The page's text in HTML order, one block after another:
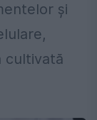
și
cultivată